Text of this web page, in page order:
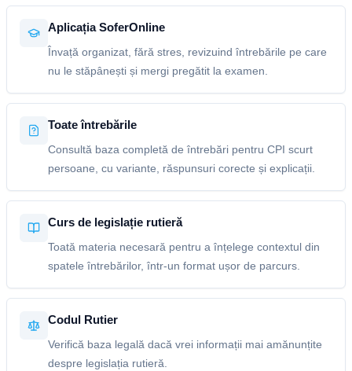
Aplicația SoferOnline
Învață organizat, fără stres, revizuind întrebările pe care
nu le stăpânești și mergi pregătit la examen.
Toate întrebările
Consultă baza completă de întrebări pentru CPI scurt
persoane, cu variante, răspunsuri corecte și explicații.
Curs de legislație rutieră
Toată materia necesară pentru a înțelege contextul din
spatele întrebărilor, într-un format ușor de parcurs.
Codul Rutier
Verifică baza legală dacă vrei informații mai amănunțite
despre legislația rutieră.